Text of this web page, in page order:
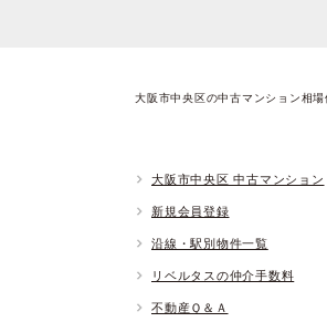
大阪市中央区の中古マンション相
大阪市中央区 中古マンション
新規会員登録
沿線・駅別物件一覧
リベルタスの仲介手数料
不動産Ｑ＆Ａ